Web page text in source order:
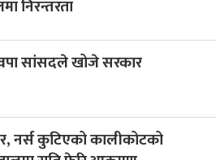
निरन्तरता
सांसदले खोजे सरकार
नर्स कुटिएको कालीकोटको